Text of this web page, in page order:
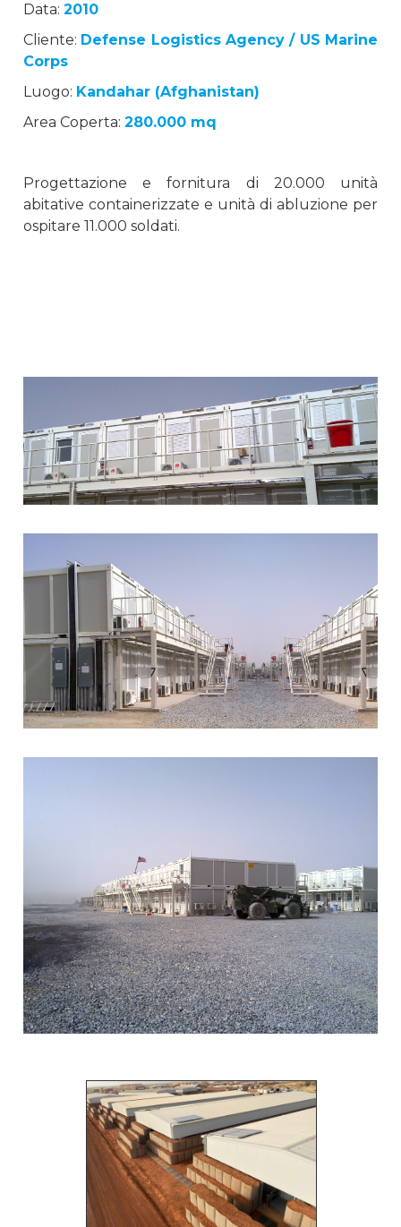
Data:2010
Cliente: Defense Logistics Agency / US Marine
Corps
Luogo: Kandahar (Afghanistan)
Area Coperta:280.000 mq
Progettazione e fornitura di 20.000 unità
abitative containerizzate e unità di abluzione per
ospitare 11.000 soldati.